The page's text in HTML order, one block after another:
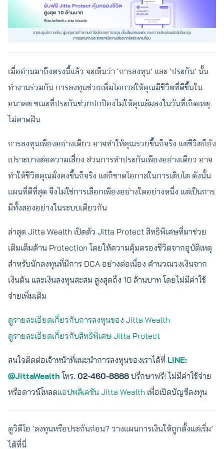
เมื่ออ่านมาถึงตรงนี้แล้ว จะเห็นว่า ‘การลงทุน’ และ ‘ประกัน’ นั้น
ทำงานร่วมกัน การลงทุนช่วยเพิ่มโอกาสให้คุณมีชีวิตที่ดีขึ้นใน
อนาคต ขณะที่ประกันช่วยปกป้องไม่ให้คุณล้มลงในวันที่เกิดเหตุ
ไม่คาดฝัน
การลงทุนเพียงอย่างเดียว อาจทำให้คุณรวยขึ้นก็จริง แต่ชีวิตก็ยัง
เปราะบางต่อความเสี่ยง ส่วนการทำประกันเพียงอย่างเดียว อาจ
ทำให้ชีวิตคุณมั่งคงขึ้นก็จริง แต่ก็ขาดโอกาสในการเติบโต ดังนั้น
แผนที่ดีที่สุด จึงไม่ใช่การเลือกเพียงอย่างใดอย่างหนึ่ง แต่เป็นการ
มีทั้งสองอย่างในระบบเดียวกัน
ล่าสุด Jitta Wealth เปิดตัว Jitta Protect สิทธิพิเศษที่มาช่วย
เติมเต็มด้าน Protection โดยให้ความคุ้มครองชีวิตจากอุบัติเหตุ
สำหรับนักลงทุนที่มีการ DCA อย่างต่อเนื่อง คำนวณวงเงินจาก
เงินต้น และเงินลงทุนสะสม สูงสุดถึง 10 ล้านบาท โดยไม่มีค่าใช้
จ่ายเพิ่มเติม
ดูรายละเอียดเกี่ยวกับการลงทุนของ Jitta Wealth
ดูรายละเอียดเกี่ยวกับสิทธิพิเศษ Jitta Protect
สนใจติดต่อเจ้าหน้าที่แนะนำการลงทุนของเราได้ที่ LINE:
@JittaWealth โทร. 02-460-8888 ปรึกษาฟรี! ไม่มีค่าใช้จ่าย
หรือดาวน์โหลดแอปพลิเคชัน Jitta Wealth เพื่อเปิดบัญชีลงทุน
ดูวิดีโอ ‘ลงทุนหรือประกันก่อน? วางแผนการเงินให้ถูกตั้งแต่เริ่ม’
ได้ที่นี่